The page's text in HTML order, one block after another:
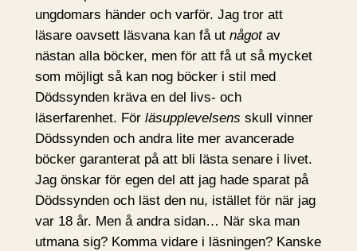
ungdomars händer och varför. Jag tror att
läsare oavsett läsvana kan få ut någotav
nästan alla böcker, men för att få ut så mycket
som möjligt så kan nog böcker i stil med
Dödssynden kräva en del livs- och
läserfarenhet. För läsupplevelsens skull vinner
Dödssynden och andra lite mer avancerade
böcker garanterat på att bli lästa senare i livet.
Jag önskar för egen del att jag hade sparat på
Dödssynden och läst den nu, istället för när jag
var 18 år. Men å andra sidan… När ska man
utmana sig? Komma vidare i läsningen? Kanske